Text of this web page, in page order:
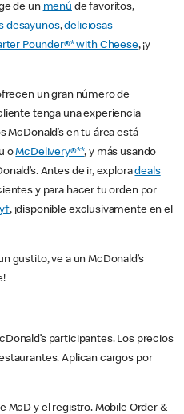
de un menú de favoritos,
desayunos,deliciosas
Pounder®* with Cheese, ¡y
un gran número de
tenga una experiencia
McDonald’s en tu área está
oMcDelivery®**, y más usando
Antes de ir, exploradeals
y para hacer tu orden por
, ¡disponible exclusivamente en el
gustito, ve a un McDonald’s
participantes. Los precios
Aplican cargos por
McD y el registro. Mobile Order &